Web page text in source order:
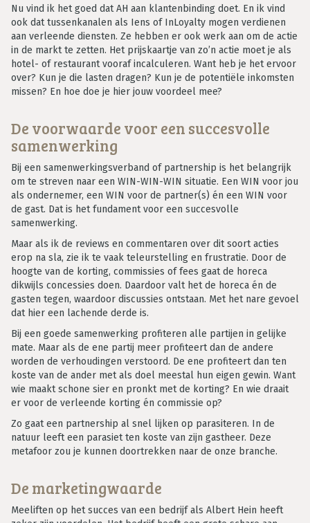
Nu vind ik het goed dat AH aan klantenbinding doet. En ik vind
ook dat tussenkanalen als Iens of InLoyalty mogen verdienen
aan verleende diensten. Ze hebben er ook werk aan om de actie
in de markt te zetten. Het prijskaartje van zo’n actie moet je als
hotel- of restaurant vooraf incalculeren. Want heb je het ervoor
over? Kun je die lasten dragen? Kun je de potentiële inkomsten
missen? En hoe doe je hier jouw voordeel mee?
De voorwaarde voor een succesvolle
samenwerking
Bij een samenwerkingsverband of partnership is het belangrijk
om te streven naar een WIN-WIN-WIN situatie. Een WIN voor jou
als ondernemer, een WIN voor de partner(s) én een WIN voor
de gast. Dat is het fundament voor een succesvolle
samenwerking.
Maar als ik de reviews en commentaren over dit soort acties
erop na sla, zie ik te vaak teleurstelling en frustratie. Door de
hoogte van de korting, commissies of fees gaat de horeca
dikwijls concessies doen. Daardoor valt het de horeca én de
gasten tegen, waardoor discussies ontstaan. Met het nare gevoel
dat hier een lachende derde is.
Bij een goede samenwerking profiteren alle partijen in gelijke
mate. Maar als de ene partij meer profiteert dan de andere
worden de verhoudingen verstoord. De ene profiteert dan ten
koste van de ander met als doel meestal hun eigen gewin. Want
wie maakt schone sier en pronkt met de korting? En wie draait
er voor de verleende korting én commissie op?
Zo gaat een partnership al snel lijken op parasiteren. In de
natuur leeft een parasiet ten koste van zijn gastheer. Deze
metafoor zou je kunnen doortrekken naar de onze branche.
De marketingwaarde
Meeliften op het succes van een bedrijf als Albert Hein heeft